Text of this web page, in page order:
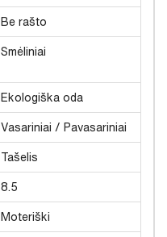
Be rašto
Smėliniai
Ekologiška oda
Vasariniai / Pavasariniai
Tašelis
8.5
Moteriški